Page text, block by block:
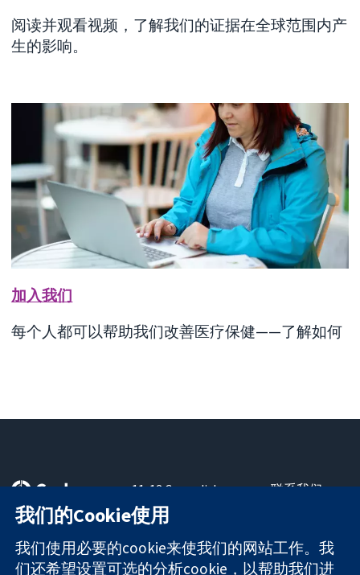
阅读并观看视频，了解我们的证据在全球范围内产
生的影响。
加入我们
每个人都可以帮助我们改善医疗保健——了解如何
可信任的证据
知情决定
更完善的医疗健
11-13 Cavendish
Square
London
W1G 0AN
United Kingdom
联系我们
关于我们
工作机会
我们的Cookie使用
我们使用必要的cookie来使我们的网站工作。我
们还希望设置可选的分析cookie，以帮助我们进